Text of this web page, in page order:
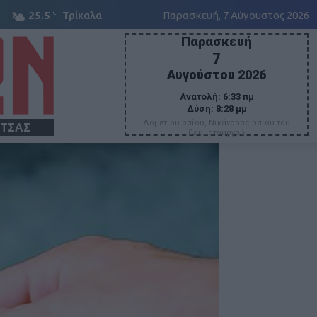
25.5 C Τρίκαλα Παρασκευή, 7 Αύγουστος 2026
Παρασκευή
7
Αυγούστου 2026
Ανατολή: 6:33 πμ
Δύση: 8:28 μμ
Δομετίου οσίου, Νικάνορος οσίου του
θαυματουργού